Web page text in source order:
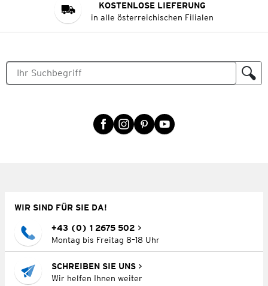
KOSTENLOSE LIEFERUNG
in alle österreichischen Filialen
WIR SIND FÜR SIE DA!
+43 (0) 1 2675 502
Montag bis Freitag 8–18 Uhr
SCHREIBEN SIE UNS
Wir helfen Ihnen weiter